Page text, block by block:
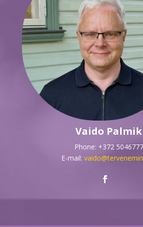
Vaido Palmik
Phone: +372 5046777
E-mail: